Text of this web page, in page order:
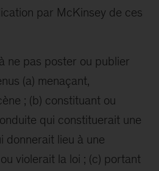
par McKinsey de ces
ne pas poster ou publier
(a) menaçant,
; (b) constituant ou
qui constituerait une
donnerait lieu à une
violerait la loi ; (c) portant